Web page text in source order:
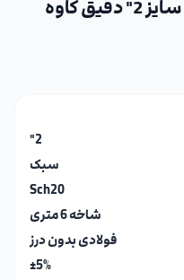
2"
سبک
Sch20
شاخه 6 متری
فولادی بدون درز
±5%